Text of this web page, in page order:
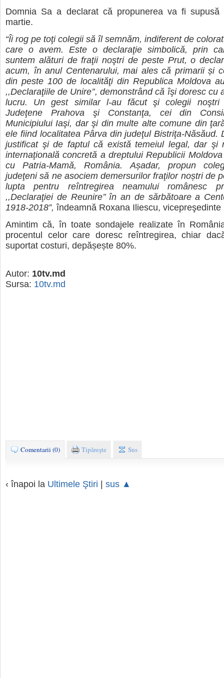
Domnia Sa a declarat că propunerea va fi
martie.
“Îi rog pe toţi colegii să îl semnăm, indiferent de
care o avem. Este o declaraţie simbolică, prin
suntem alături de fraţii noştri de peste Prut, o
acum, în anul Centenarului, mai ales că primarii și
din peste 100 de localităţi din Republica Moldova
,,Declaraţiile de Unire’’, demonstrând că îşi doresc cu
lucru. Un gest similar l-au făcut şi colegii noştri
Judeţene Prahova şi Constanţa, cei din
Municipiului Iaşi, dar şi din multe alte comune din
ele fiind localitatea Pârva din judeţul Bistriţa-Năsăud.
justificat şi de faptul că există temeiul legal, dar şi
internaţională concretă a dreptului Republicii
cu Patria-Mamă, România. Așadar, propun
judeţeni să ne asociem demersurilor fraţilor noștri de
lupta pentru reîntregirea neamului românesc
,,Declaraţiei de Reunire’’ în an de sărbătoare a
1918-2018”,îndeamnă Roxana Iliescu, vicepreşedinte
Amintim că, în toate sondajele realizate în
procentul celor care doresc reîntregirea, chiar
suportat costuri, depășește 80%.
Autor: 10tv.md
Sursa: 10tv.md
Comentarii (0) Tipăreşte Sus
‹ înapoi la Ultimele Ştiri | sus ▲